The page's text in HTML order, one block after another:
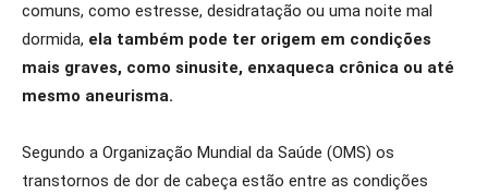
comuns, como estresse, desidratação ou uma noite mal
dormida, ela também pode ter origem em condições
mais graves, como sinusite, enxaqueca crônica ou até
mesmo aneurisma.
Segundo a Organização Mundial da Saúde (OMS) os
transtornos de dor de cabeça estão entre as condições